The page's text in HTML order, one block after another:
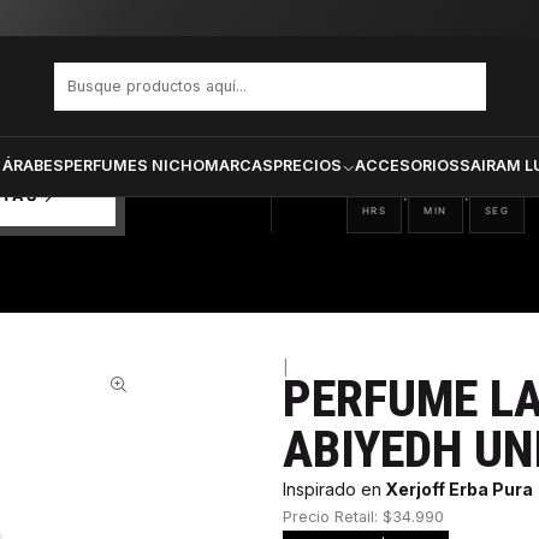
PERFUMES NICHOMARCASPRECIOS ACCESORIOSSAIRAM
Unisex Edp 60 ml
09
HRS
: 33
MIN
: 44
SEG
PERFUME
ABIYEDH
Inspirado en Xerjoff Erba Pura
Precio Retail: $34.990